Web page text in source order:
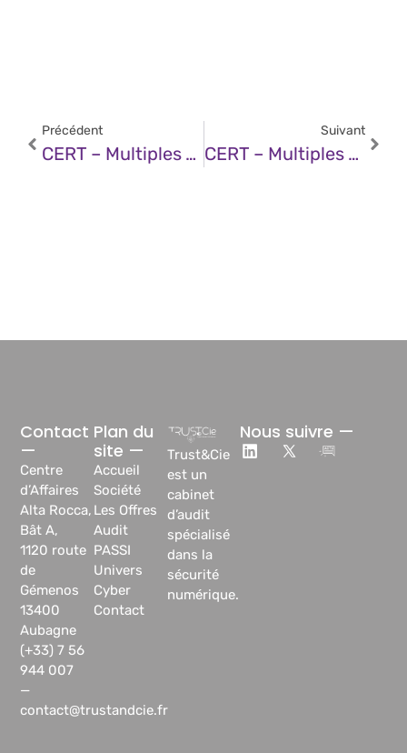
Précédent
CERT – Multiples Vulnérabilités Dans Le Noyau Linux D’Ubuntu (11 Avril 2025)
Suivant
CERT – Multiples Vulnérabilités Dans Les Produits IBM (11 Avril 2025)
Trust&Cie
est un
cabinet
d’audit
spécialisé
dans la
sécurité
numérique.
Plan du
site —
Accueil
Société
Les Offres
Audit
PASSI
Univers
Cyber
Contact
Contact
—
Centre
d’Affaires
Alta Rocca,
Bât A,
1120 route
de
Gémenos
13400
Aubagne
(+33) 7 56
944 007
—
contact@trustandcie.fr
Nous suivre —